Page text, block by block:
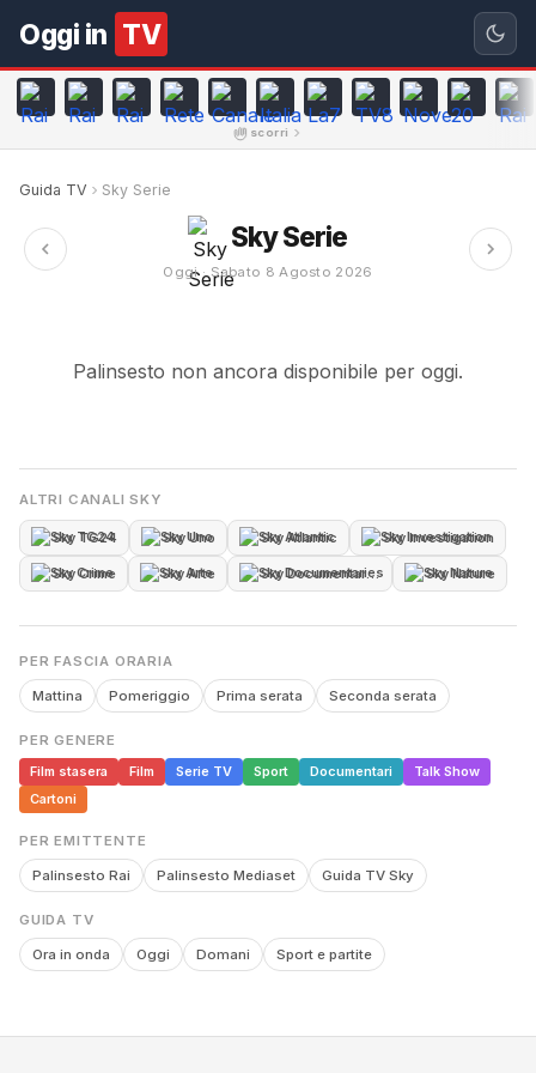
Oggi in TV
scorri
Guida TV Sky Serie
Sky Serie
Oggi · Sabato 8 Agosto 2026
Palinsesto non ancora disponibile per oggi.
ALTRI CANALI SKY
Sky TG24 Sky Uno Sky Atlantic Sky Investigation
Sky Crime Sky Arte Sky Documentaries Sky Nature
PER FASCIA ORARIA
Mattina Pomeriggio Prima serata Seconda serata
PER GENERE
Film stasera
Film Serie TV Sport Documentari
Talk Show
Cartoni
PER EMITTENTE
Palinsesto Rai Palinsesto Mediaset Guida TV Sky
GUIDA TV
Ora in onda Oggi Domani Sport e partite